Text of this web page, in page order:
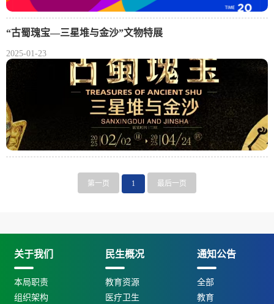
“古蜀瑰宝—三星堆与金沙”文物特展
2025-01-23
第一页 1 最后一页
关于我们
本局职责
组织架构
民生概况
教育资源
医疗卫生
通知公告
全部
教育